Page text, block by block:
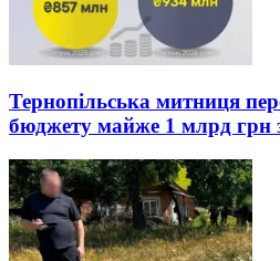
Тернопільська митниця
бюджету майже 1 млрд грн